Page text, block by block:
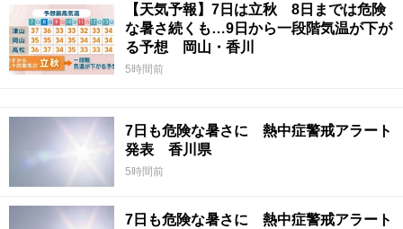
【天気予報】7日は立秋 8日までは危険
な暑さ続くも…9日から一段階気温が下が
る予想 岡山・香川
5時間前
7日も危険な暑さに 熱中症警戒アラート
発表 香川県
5時間前
7日も危険な暑さに 熱中症警戒アラート